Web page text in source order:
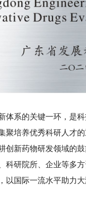
系的关键一环，是科
聚培养优秀科研人才
创新药物研发领域的
科研院所、企业等多
以国际一流水平助力